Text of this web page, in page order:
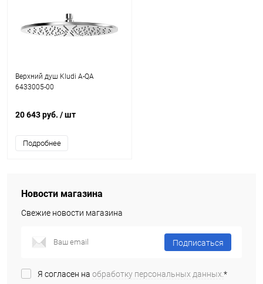
Верхний душ Kludi A-QA
6433005-00
20 643 руб. / шт
Подробнее
Новости магазина
Свежие новости магазина
Подписаться
Я согласен на обработку персональных данных.*